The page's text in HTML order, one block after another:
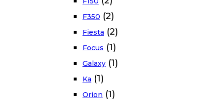
F350 (2)
Fiesta (2)
Focus (1)
Galaxy (1)
Ka (1)
Orion (1)